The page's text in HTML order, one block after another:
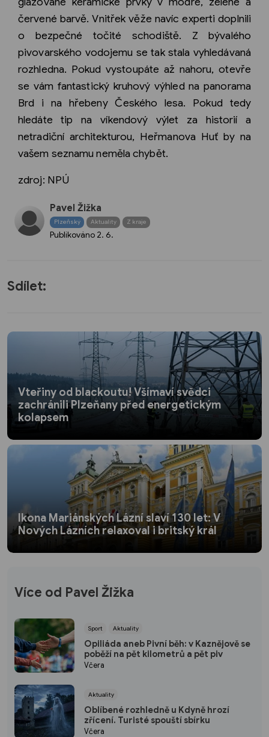
červené barvě. Vnitřek věže navíc experti doplnili
o bezpečné točité schodiště. Z bývalého
pivovarského vodojemu se tak stala vyhledávaná
rozhledna. Pokud vystoupáte až nahoru, otevře
se vám fantastický kruhový výhled na panorama
Brd i na hřebeny Českého lesa. Pokud tedy
hledáte tip na víkendový výlet za historií a
netradiční architekturou, Heřmanova Huť by na
vašem seznamu neměla chybět.
zdroj: NPÚ
Pavel Žižka
Plzeňský Aktuality Z kraje
Publikováno 2. 6.
Sdílet:
Vteřiny od blackoutu! Všímaví svědci
zachránili Plzeňany před energetickým
kolapsem
Ikona Mariánských Lázní slaví 130 let: V
Nových Lázních relaxoval i britský král
Více od Pavel Žižka
Sport Aktuality
Opiliáda aneb Pivní běh: v Kaznějově se
poběží na pět kilometrů a pět piv
Včera
Aktuality
Oblíbené rozhledně u Kdyně hrozí
zřícení. Turisté spouští sbírku
Včera